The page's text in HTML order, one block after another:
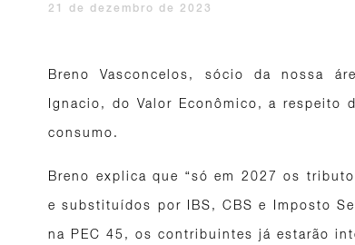
21 de dezembro de 2023
Breno Vasconcelos, sócio da nossa
Ignacio, do Valor Econômico, a respeito
consumo.
Breno explica que “só em 2027 os
e substituídos por IBS, CBS e Imposto
na PEC 45, os contribuintes já estarão